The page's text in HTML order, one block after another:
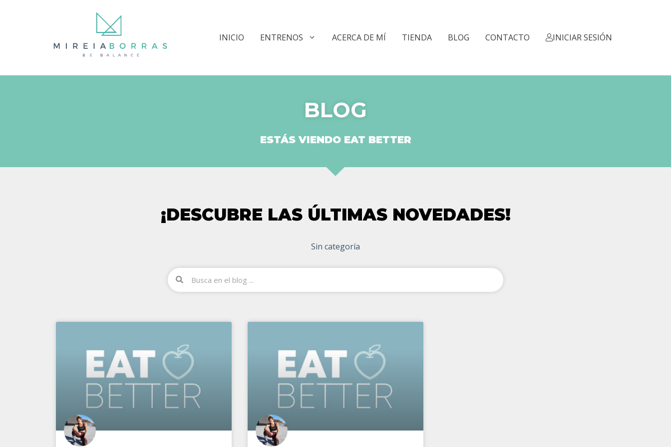
INICIO ENTRENOS ACERCA DE MÍ TIENDA BLOG CONTACTO INICIAR SESIÓN
BLOG
ESTÁS VIENDO EAT BETTER
¡DESCUBRE LAS ÚLTIMAS NOVEDADES!
Sin categoría